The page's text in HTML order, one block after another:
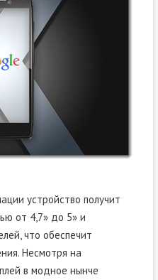
устройство получит
от 4,7» до 5» и
что обеспечит
Несмотря на
в модное нынче